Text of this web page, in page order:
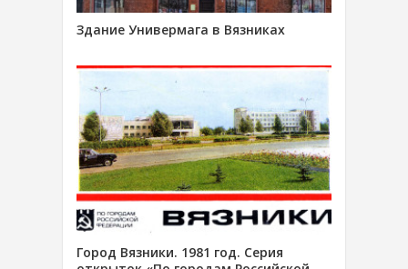
Здание Универмага в Вязниках
Город Вязники. 1981 год. Серия